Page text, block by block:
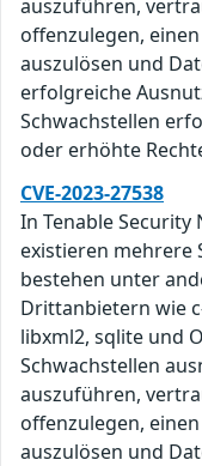
auszuführen,
offenzulegen,
auszulösen und
erfolgreiche
Schwachstellen
oder erhöhte
CVE-2023-27538
In Tenable
existieren mehrere
bestehen unter
Drittanbietern wie
libxml2, sqlite und
Schwachstellen
auszuführen,
offenzulegen,
auszulösen und